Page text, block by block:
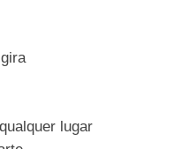
lugar